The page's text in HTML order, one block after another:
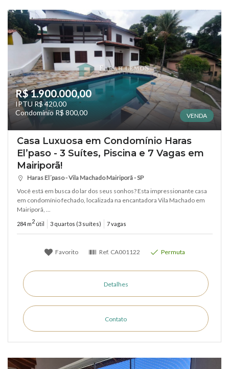
R$ 1.900.000,00
IPTU R$ 420,00
Condomínio R$ 800,00
VENDA
Casa Luxuosa em Condomínio Haras
El’paso - 3 Suítes, Piscina e 7 Vagas em
Mairiporã!
Haras El´paso - Vila Machado Mairiporã - SP
Você está em busca do lar dos seus sonhos? Esta impressionante casa
em condomínio fechado, localizada na encantadora Vila Machado em
Mairiporã, ...
284 m2 útil 3 quartos (3 suítes) 7 vagas
Favorito Ref. CA001122 Permuta
Detalhes
Contato